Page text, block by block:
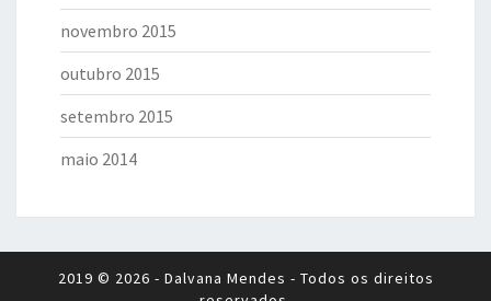
novembro 2015
outubro 2015
setembro 2015
maio 2014
2019 © 2026 - Dalvana Mendes - Todos os direitos